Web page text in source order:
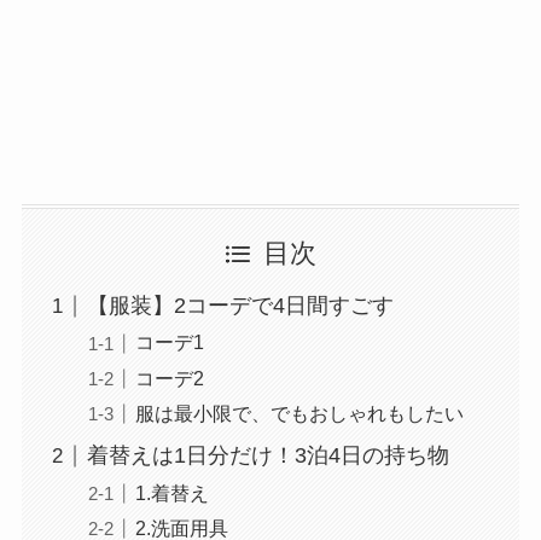
目次
【服装】2コーデで4日間すごす
コーデ1
コーデ2
服は最小限で、でもおしゃれもしたい
着替えは1日分だけ！3泊4日の持ち物
1.着替え
2.洗面用具